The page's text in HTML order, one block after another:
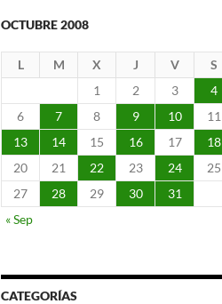
OCTUBRE 2008
L M X J V S
1
2 3 4
6
7 8 9 10 11
13
14 15 16 17 18
20
21 22 23 24 25
27
28 29 30
31
« Sep
CATEGORÍAS